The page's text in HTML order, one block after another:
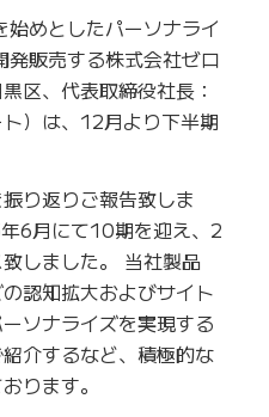
めとしたパーソナライ
発販売する株式会社ゼロ
区、代表取締役社長：
）は、12月より下半期
り返りご報告致しま
6月にて10期を迎え、2
しました。 当社製品
認知拡大およびサイト
ソナライズを実現する
介するなど、積極的な
ります。